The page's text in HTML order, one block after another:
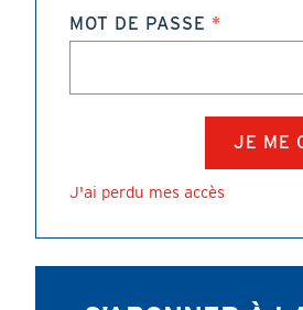
MOT DE PASSE
J'ai perdu mes accès